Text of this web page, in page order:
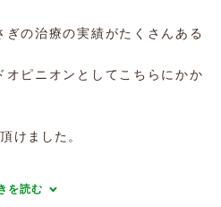
の治療の実績がたくさんある
オピニオンとしてこちらにかか
けました。
を読む